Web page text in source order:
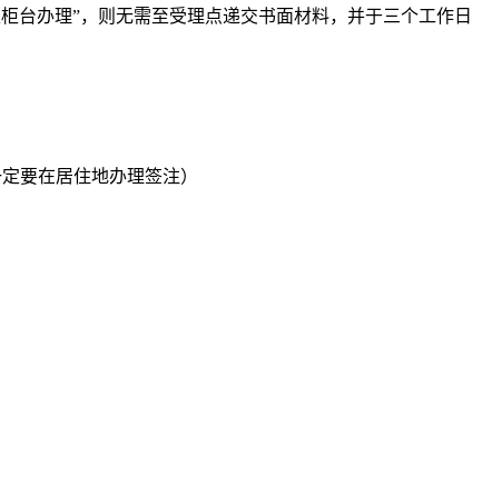
台办理”，则无需至受理点递交书面材料，并于三个工作日
要在居住地办理签注）